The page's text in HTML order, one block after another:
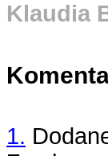
Klaudia
1.